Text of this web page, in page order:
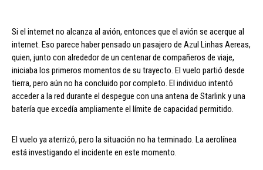
Si el internet no alcanza al avión, entonces que el avión se acerque al
internet. Eso parece haber pensado un pasajero de Azul Linhas Aereas,
quien, junto con alrededor de un centenar de compañeros de viaje,
iniciaba los primeros momentos de su trayecto. El vuelo partió desde
tierra, pero aún no ha concluido por completo. El individuo intentó
acceder a la red durante el despegue con una antena de Starlink y una
batería que excedía ampliamente el límite de capacidad permitido.
El vuelo ya aterrizó, pero la situación no ha terminado. La aerolínea
está investigando el incidente en este momento.